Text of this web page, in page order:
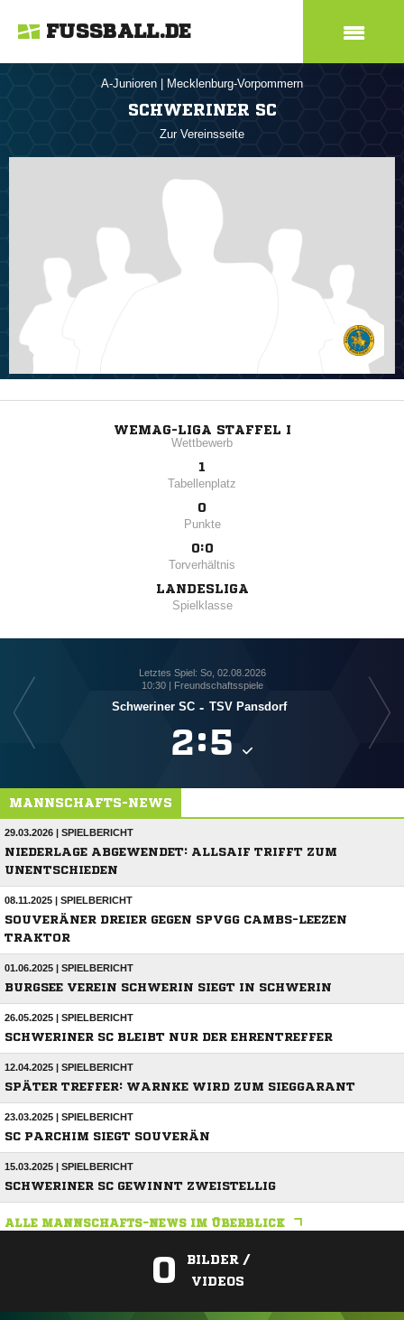
FUSSBALL.DE
A-Junioren Mecklenburg-Vorpommern
SCHWERINER SC
Zur Vereinsseite
WEMAG-LIGA STAFFEL I
Wettbewerb
1
Tabellenplatz
0
Punkte
0:0
Torverhältnis
LANDESLIGA
Spielklasse
Letztes Spiel: So, 02.08.2026
10:30 | Freundschaftsspiele
Schweriner SC - TSV Pansdorf
:
MANNSCHAFTS-NEWS
29.03.2026 | SPIELBERICHT
NIEDERLAGE ABGEWENDET: ALLSAIF TRIFFT ZUM
UNENTSCHIEDEN
08.11.2025 | SPIELBERICHT
SOUVERÄNER DREIER GEGEN SPVGG CAMBS-LEEZEN
TRAKTOR
01.06.2025 | SPIELBERICHT
BURGSEE VEREIN SCHWERIN SIEGT IN SCHWERIN
26.05.2025 | SPIELBERICHT
SCHWERINER SC BLEIBT NUR DER EHRENTREFFER
12.04.2025 | SPIELBERICHT
SPÄTER TREFFER: WARNKE WIRD ZUM SIEGGARANT
23.03.2025 | SPIELBERICHT
SC PARCHIM SIEGT SOUVERÄN
15.03.2025 | SPIELBERICHT
SCHWERINER SC GEWINNT ZWEISTELLIG
ALLE MANNSCHAFTS-NEWS IM ÜBERBLICK
0
BILDER /
VIDEOS